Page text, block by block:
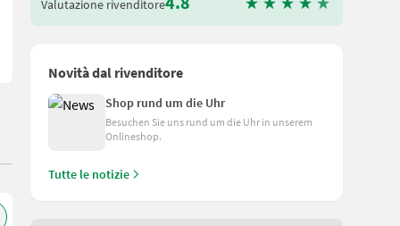
Valutazione rivenditore
Novità dal rivenditore
Shop rund um die Uhr
Besuchen Sie uns rund um die Uhr in unserem
Onlineshop.
Tutte le notizie